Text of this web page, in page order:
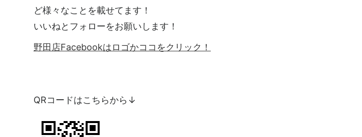
ど様々なことを載せてます！
いいねとフォローをお願いします！
野田店Facebookはロゴかココをクリック！
QRコードはこちらから↓